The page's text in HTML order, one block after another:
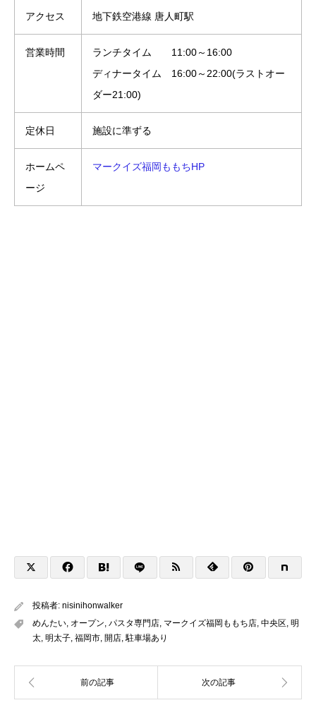
アクセス 地下鉄空港線 唐人町駅
営業時間
ランチタイム 11:00～16:00
ディナータイム 16:00～22:00(ラストオー
ダー21:00)
定休日 施設に準ずる
ホームペ
ージ
マークイズ福岡ももちHP
投稿者: nisinihonwalker
めんたい オープン パスタ専門店 マークイズ福岡ももち店 中央区 明
太 明太子 福岡市 開店 駐車場あり